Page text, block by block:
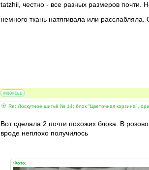
tatzhil, честно - все разных размеров почти.
немного ткань натягивала или
Re: Лоскутное шитьё № 14: блок "Цветочная корзина",
Вот сделала 2 почти похожих блока. В
вроде неплохо получилось
Фото: